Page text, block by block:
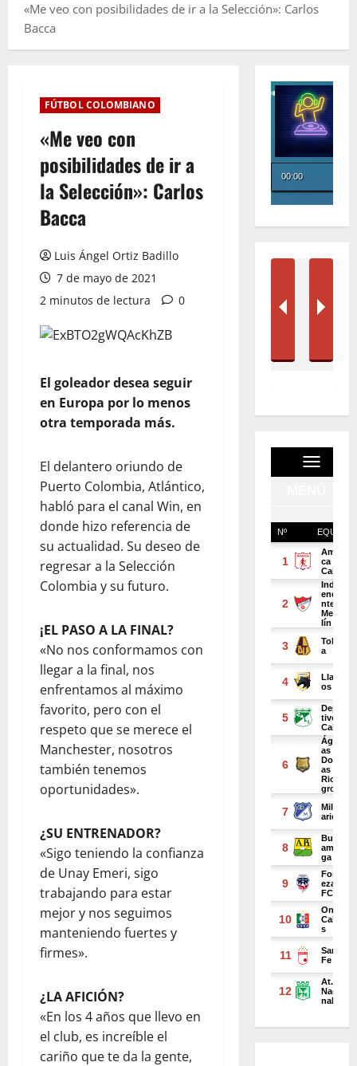
«Me veo con posibilidades de ir a la Selección»: Carlos
Bacca
FÚTBOL COLOMBIANO
«Me veo con
posibilidades de ir a
la Selección»: Carlos
Bacca
Luis Ángel Ortiz Badillo
7 de mayo de 2021
2 minutos de lectura
0
El goleador desea seguir
en Europa por lo menos
otra temporada más.
El delantero oriundo de
Puerto Colombia, Atlántico,
habló para el canal Win, en
donde hizo referencia de
su actualidad. Su deseo de
regresar a la Selección
Colombia y su futuro.
¡EL PASO A LA FINAL?
«No nos conformamos con
llegar a la final, nos
enfrentamos al máximo
favorito, pero con el
respeto que se merece el
Manchester, nosotros
también tenemos
oportunidades».
¿SU ENTRENADOR?
«Sigo teniendo la confianza
de Unay Emeri, sigo
trabajando para estar
mejor y nos seguimos
manteniendo fuertes y
firmes».
¿LA AFICIÓN?
«En los 4 años que llevo en
el club, es increíble el
cariño que te da la gente,